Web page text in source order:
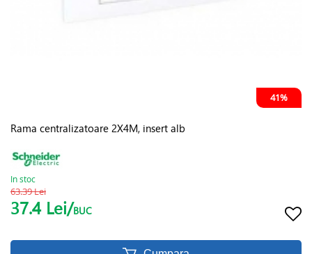
41%
Rama centralizatoare 2X4M, insert alb
In stoc
63.39 Lei
37.4 Lei/BUC